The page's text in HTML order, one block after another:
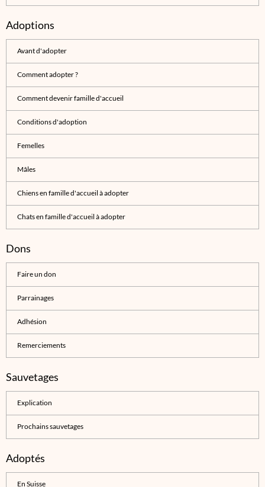
Adoptions
Avant d'adopter
Comment adopter ?
Comment devenir famille d'accueil
Conditions d'adoption
Femelles
Mâles
Chiens en famille d'accueil à adopter
Chats en famille d'accueil à adopter
Dons
Faire un don
Parrainages
Adhésion
Remerciements
Sauvetages
Explication
Prochains sauvetages
Adoptés
En Suisse